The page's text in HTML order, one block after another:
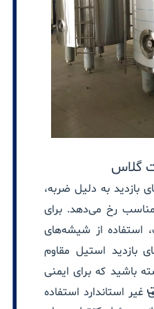
بازدید به دلیل ضربه،
رخ می‌دهد. برای
استفاده از شیشه‌های
بازدید استیل مقاوم
باشید که برای ایمنی
استاندارد استفاده